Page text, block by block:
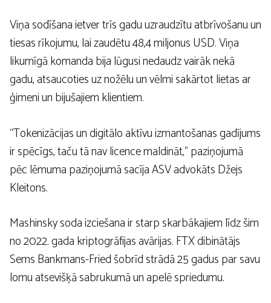
Viņa sodīšana ietver trīs gadu uzraudzītu atbrīvošanu un
tiesas rīkojumu, lai zaudētu 48,4 miljonus USD. Viņa
likumīgā komanda bija lūgusi nedaudz vairāk nekā
gadu, atsaucoties uz nožēlu un vēlmi sakārtot lietas ar
ģimeni un bijušajiem klientiem.
“Tokenizācijas un digitālo aktīvu izmantošanas gadījums
ir spēcīgs, taču tā nav licence maldināt,” paziņojumā
pēc lēmuma paziņojumā sacīja ASV advokāts Džejs
Kleitons.
Mashinsky soda izciešana ir starp skarbākajiem līdz šim
no 2022. gada kriptogrāfijas avārijas. FTX dibinātājs
Sems Bankmans-Fried šobrīd strādā 25 gadus par savu
lomu atsevišķā sabrukumā un apelē spriedumu.